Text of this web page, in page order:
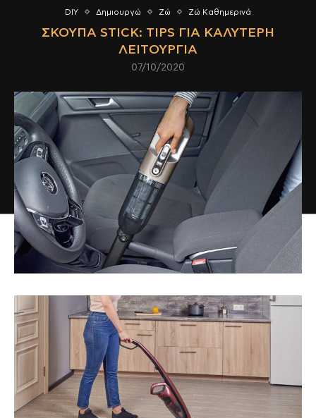
DIY Δημιουργώ Ζώ Ζώ Καθημερινά
ΣΚΟΎΠΑ STICK: TIPS ΓΙΑ ΚΑΛΎΤΕΡΗ
ΛΕΙΤΟΥΡΓΊΑ
07/10/2020